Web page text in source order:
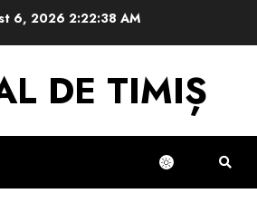
6, 2026 2:22:39 AM
DE TIMIȘ